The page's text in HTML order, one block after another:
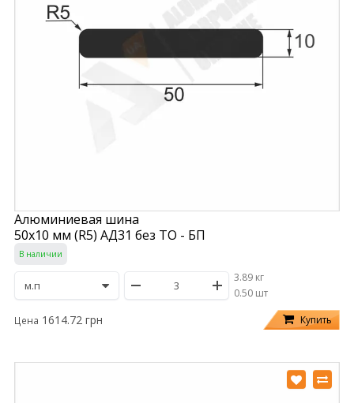
Алюминиевая шина
50х10 мм (R5) АД31 без ТО - БП
В наличии
3.89 кг
/0.50 шт
Цена 1614.72 грн Купить